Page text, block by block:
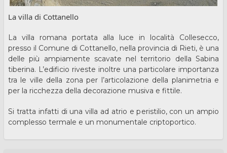
La villa di Cottanello
La villa romana portata alla luce in località Collesecco,
presso il Comune di Cottanello, nella provincia di Rieti, è una
delle più ampiamente scavate nel territorio della Sabina
tiberina. L’edificio riveste inoltre una particolare importanza
tra le ville della zona per l’articolazione della planimetria e
per la ricchezza della decorazione musiva e fittile.
Si tratta infatti di una villa ad atrio e peristilio, con un ampio
complesso termale e un monumentale criptoportico.